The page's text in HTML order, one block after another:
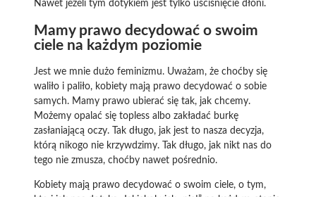
Nawet jeżeli tym dotykiem jest tylko uściśnięcie dłoni.
Mamy prawo decydować o swoim
ciele na każdym poziomie
Jest we mnie dużo feminizmu. Uważam, że choćby się
waliło i paliło, kobiety mają prawo decydować o sobie
samych. Mamy prawo ubierać się tak, jak chcemy.
Możemy opalać się topless albo zakładać burkę
zasłaniającą oczy. Tak długo, jak jest to nasza decyzja,
którą nikogo nie krzywdzimy. Tak długo, jak nikt nas do
tego nie zmusza, choćby nawet pośrednio.
Kobiety mają prawo decydować o swoim ciele, o tym,